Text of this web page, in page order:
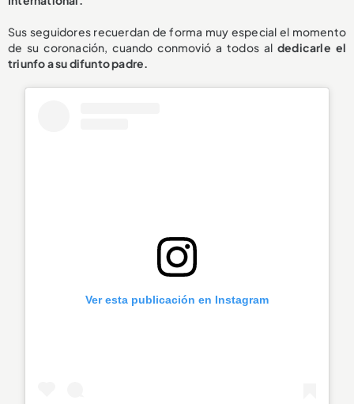
Sus seguidores recuerdan de forma muy especial el momento
de su coronación, cuando conmovió a todos al dedicarle el
triunfo a su difunto padre.
Ver esta publicación en Instagram